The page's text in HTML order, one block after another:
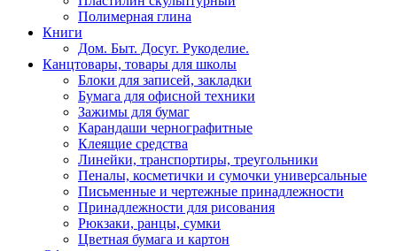
Полимерная глина
Книги
Дом. Быт. Досуг. Рукоделие.
Канцтовары, товары для школы
Блоки для записей, закладки
Бумага для офисной техники
Зажимы для бумаг
Карандаши чернографитные
Клеящие средства
Линейки, транспортиры, треугольники
Пеналы, косметички и сумочки универсальные
Письменные и чертежные принадлежности
Принадлежности для рисования
Рюкзаки, ранцы, сумки
Цветная бумага и картон